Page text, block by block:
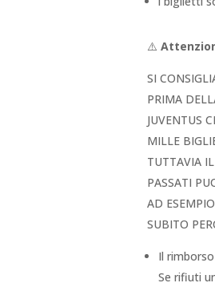
⚠️
SI
PRIMA
JUVENTUS
MILLE
TUTTAVIA
PASSATI
AD
SUBITO
Il
Se rifiuti